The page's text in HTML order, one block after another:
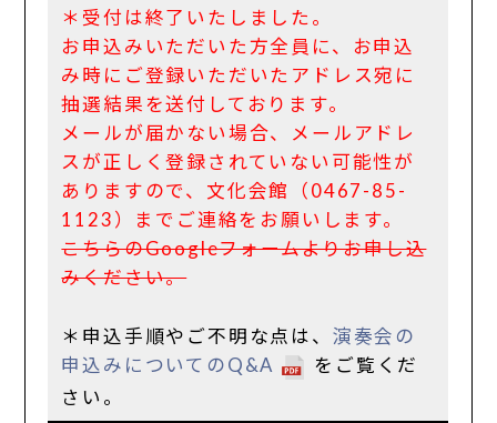
＊受付は終了いたしました。
お申込みいただいた方全員に、お申込
み時にご登録いただいたアドレス宛に
抽選結果を送付しております。
メールが届かない場合、メールアドレ
スが正しく登録されていない可能性が
ありますので、文化会館（0467-85-
1123）までご連絡をお願いします。
こちらのGoogleフォームよりお申し込
みください。
＊申込手順やご不明な点は、 演奏会の
申込みについてのQ&A
をご覧くだ
さい。